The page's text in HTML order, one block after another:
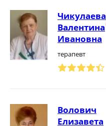
Чикулаева
Валентина
Ивановна
терапевт
Волович
Елизавета